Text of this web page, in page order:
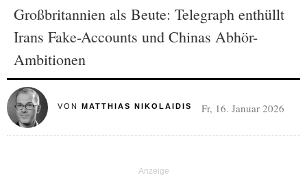
Großbritannien als Beute: Telegraph enthüllt
Irans Fake-Accounts und Chinas Abhör-
Ambitionen
VON MATTHIAS NIKOLAIDIS Fr, 16. Januar 2026